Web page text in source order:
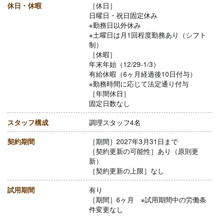
休日・休暇
［休日］
日曜日・祝日固定休み
※勤務日以外休み
※土曜日は月1回程度勤務あり（シフト
制）
［休暇］
年末年始（12/29-1/3）
有給休暇（6ヶ月経過後10日付与）
※勤務時間に応じて法定通り付与
［年間休日］
固定日数なし
スタッフ構成 調理スタッフ4名
契約期間
［期間］2027年3月31日まで
［契約更新の可能性］あり（原則更
新）
［契約更新の上限］なし
試用期間
有り
［期間］6ヶ月 ※試用期間中の労働条
件変更なし